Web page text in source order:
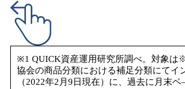
※1 QUICK資産運用研究所調べ。対象は
協会の商品分類における補足分類にてイ
（2022年2月9日現在）に、過去に月末